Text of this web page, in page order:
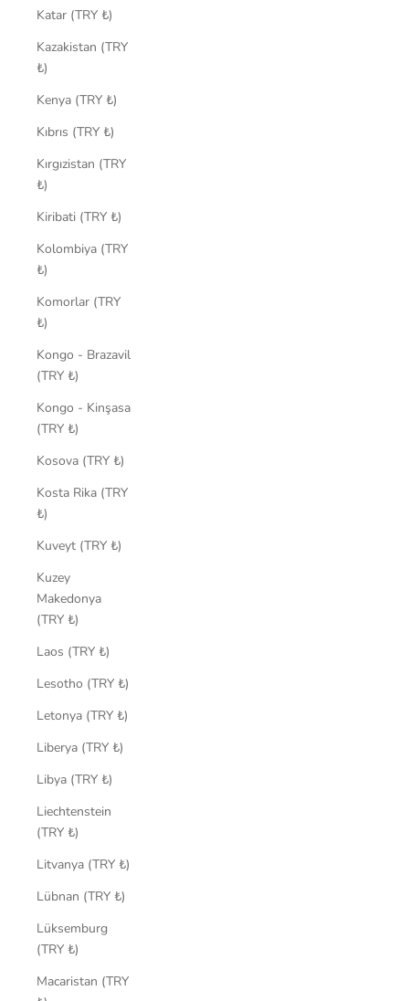
Katar (TRY ₺)
Kazakistan (TRY
₺)
Kenya (TRY ₺)
Kıbrıs (TRY ₺)
Kırgızistan (TRY
₺)
Kiribati (TRY ₺)
Kolombiya (TRY
₺)
Komorlar (TRY
₺)
Kongo - Brazavil
(TRY ₺)
Kongo - Kinşasa
(TRY ₺)
Kosova (TRY ₺)
Kosta Rika (TRY
₺)
Kuveyt (TRY ₺)
Kuzey
Makedonya
(TRY ₺)
Laos (TRY ₺)
Lesotho (TRY ₺)
Letonya (TRY ₺)
Liberya (TRY ₺)
Libya (TRY ₺)
Liechtenstein
(TRY ₺)
Litvanya (TRY ₺)
Lübnan (TRY ₺)
Lüksemburg
(TRY ₺)
Macaristan (TRY